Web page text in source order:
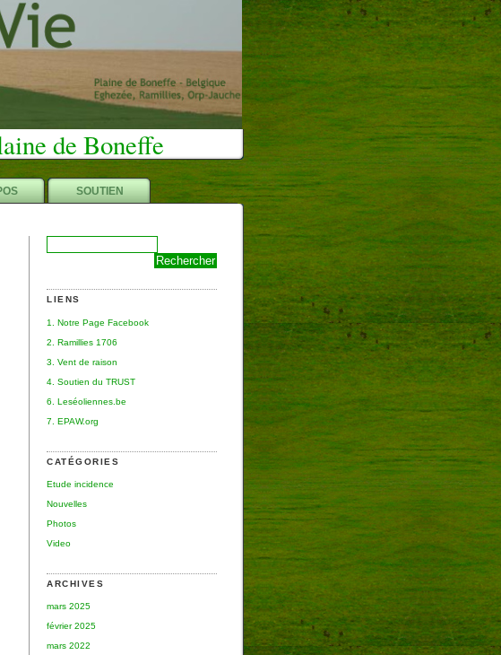
de Boneffe
SOUTIEN
LIENS
1. Notre Page Facebook
2. Ramillies 1706
3. Vent de raison
4. Soutien du TRUST
6. Leséoliennes.be
7. EPAW.org
CATÉGORIES
Etude incidence
Nouvelles
Photos
Video
ARCHIVES
mars 2025
février 2025
mars 2022